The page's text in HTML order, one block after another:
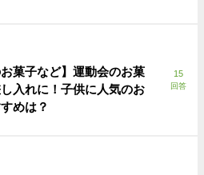
お菓子など】運動会のお菓
入れに！子供に人気のお
めは？
15
回答